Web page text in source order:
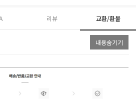
리뷰 교환/환불
내용숨기기